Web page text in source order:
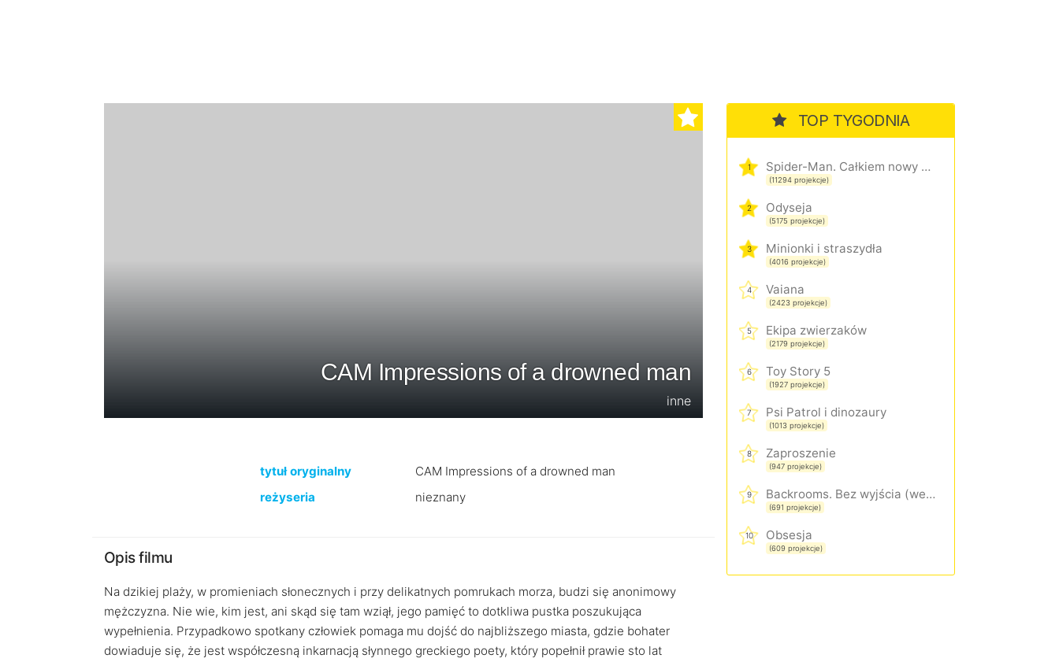
CAM Impressions of a drowned man
inne
tytuł oryginalny
CAM Impressions of a drowned man
reżyseria
nieznany
Opis filmu
Na dzikiej plaży, w promieniach słonecznych i przy delikatnych pomrukach morza, budzi się anonimowy
mężczyzna. Nie wie, kim jest, ani skąd się tam wziął, jego pamięć to dotkliwa pustka poszukująca
wypełnienia. Przypadkowo spotkany człowiek pomaga mu dojść do najbliższego miasta, gdzie bohater
dowiaduje się, że jest współczesną inkarnacją słynnego greckiego poety, który popełnił prawie sto lat
TOP TYGODNIA
1 Spider-Man. Całkiem nowy dzień
(11294 projekcje)
2 Odyseja
(5175 projekcje)
3 Minionki i straszydła
(4016 projekcje)
4 Vaiana
(2423 projekcje)
5 Ekipa zwierzaków
(2179 projekcje)
6 Toy Story 5
(1927 projekcje)
7 Psi Patrol i dinozaury
(1013 projekcje)
8 Zaproszenie
(947 projekcje)
9 Backrooms. Bez wyjścia (wersja rozszerzona)
(691 projekcje)
10 Obsesja
(609 projekcje)